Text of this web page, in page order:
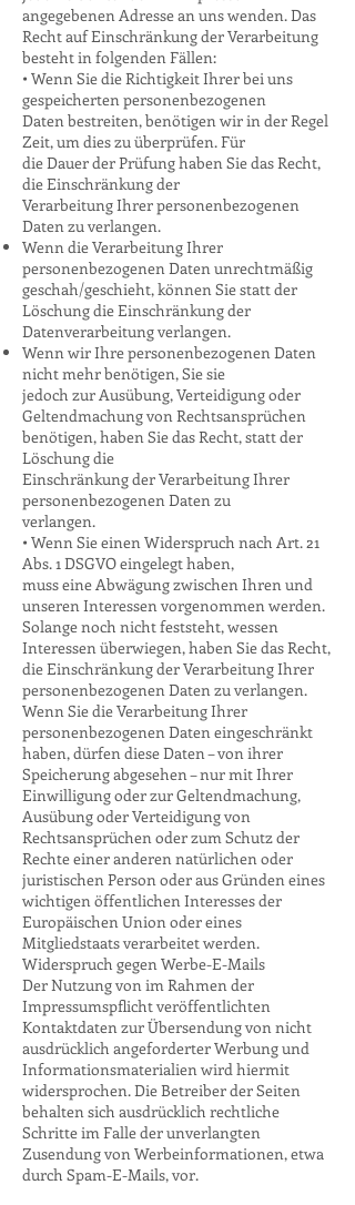
angegebenen Adresse an uns wenden. Das
Recht auf Einschränkung der Verarbeitung
besteht in folgenden Fällen:
• Wenn Sie die Richtigkeit Ihrer bei uns
gespeicherten personenbezogenen
Daten bestreiten, benötigen wir in der Regel
Zeit, um dies zu überprüfen. Für
die Dauer der Prüfung haben Sie das Recht,
die Einschränkung der
Verarbeitung Ihrer personenbezogenen
Daten zu verlangen.
Wenn die Verarbeitung Ihrer
personenbezogenen Daten unrechtmäßig
geschah/geschieht, können Sie statt der
Löschung die Einschränkung der
Datenverarbeitung verlangen.
Wenn wir Ihre personenbezogenen Daten
nicht mehr benötigen, Sie sie
jedoch zur Ausübung, Verteidigung oder
Geltendmachung von Rechtsansprüchen
benötigen, haben Sie das Recht, statt der
Löschung die
Einschränkung der Verarbeitung Ihrer
personenbezogenen Daten zu
verlangen.
• Wenn Sie einen Widerspruch nach Art. 21
Abs. 1 DSGVO eingelegt haben,
muss eine Abwägung zwischen Ihren und
unseren Interessen vorgenommen werden.
Solange noch nicht feststeht, wessen
Interessen überwiegen, haben Sie das Recht,
die Einschränkung der Verarbeitung Ihrer
personenbezogenen Daten zu verlangen.
Wenn Sie die Verarbeitung Ihrer
personenbezogenen Daten eingeschränkt
haben, dürfen diese Daten – von ihrer
Speicherung abgesehen – nur mit Ihrer
Einwilligung oder zur Geltendmachung,
Ausübung oder Verteidigung von
Rechtsansprüchen oder zum Schutz der
Rechte einer anderen natürlichen oder
juristischen Person oder aus Gründen eines
wichtigen öffentlichen Interesses der
Europäischen Union oder eines
Mitgliedstaats verarbeitet werden.
Widerspruch gegen Werbe-E-Mails
Der Nutzung von im Rahmen der
Impressumspflicht veröffentlichten
Kontaktdaten zur Übersendung von nicht
ausdrücklich angeforderter Werbung und
Informationsmaterialien wird hiermit
widersprochen. Die Betreiber der Seiten
behalten sich ausdrücklich rechtliche
Schritte im Falle der unverlangten
Zusendung von Werbeinformationen, etwa
durch Spam-E-Mails, vor.